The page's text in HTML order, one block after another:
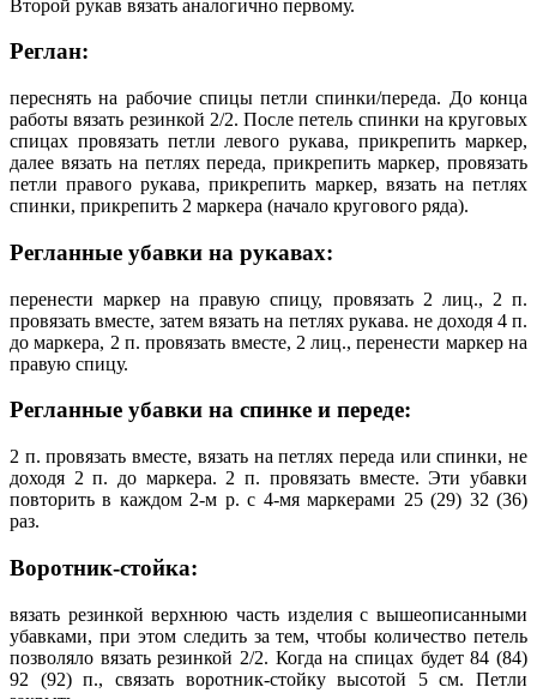
Второй рукав вязать аналогично первому.
Реглан:
переснять на рабочие спицы петли спинки/переда. До конца
работы вязать резинкой 2/2. После петель спинки на круговых
спицах провязать петли левого рукава, прикрепить маркер,
далее вязать на петлях переда, прикрепить маркер, провязать
петли правого рукава, прикрепить маркер, вязать на петлях
спинки, прикрепить 2 маркера (начало кругового ряда).
Регланные убавки на рукавах:
перенести маркер на правую спицу, провязать 2 лиц., 2 п.
провязать вместе, затем вязать на петлях рукава. не доходя 4 п.
до маркера, 2 п. провязать вместе, 2 лиц., перенести маркер на
правую спицу.
Регланные убавки на спинке и переде:
2 п. провязать вместе, вязать на петлях переда или спинки, не
доходя 2 п. до маркера. 2 п. провязать вместе. Эти убавки
повторить в каждом 2-м р. с 4-мя маркерами 25 (29) 32 (36)
раз.
Воротник-стойка:
вязать резинкой верхнюю часть изделия с вышеописанными
убавками, при этом следить за тем, чтобы количество петель
позволяло вязать резинкой 2/2. Когда на спицах будет 84 (84)
92 (92) п., связать воротник-стойку высотой 5 см. Петли